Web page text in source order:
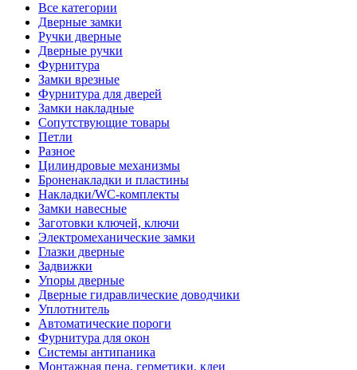
Все категории
Дверные замки
Ручки дверные
Дверные ручки
Фурнитура
Замки врезные
Фурнитура для дверей
Замки накладные
Сопутствующие товары
Петли
Разное
Цилиндровые механизмы
Броненакладки и пластины
Накладки/WC-комплекты
Замки навесные
Заготовки ключей, ключи
Электромеханические замки
Глазки дверные
Задвижки
Упоры дверные
Дверные гидравлические доводчики
Уплотнитель
Автоматические пороги
Фурнитура для окон
Системы антипаника
Монтажная пена, герметики, клеи